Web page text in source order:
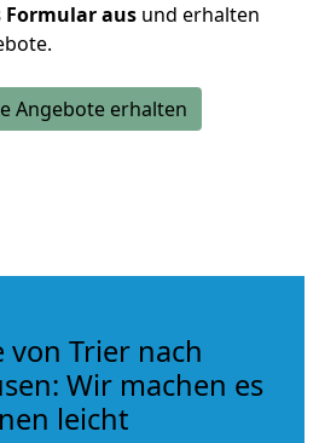
Formular aus und erhalten
Angebote erhalten
von Trier nach
Wir machen es
leicht